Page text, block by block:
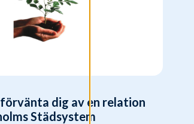
dig av en relation
Städsystem